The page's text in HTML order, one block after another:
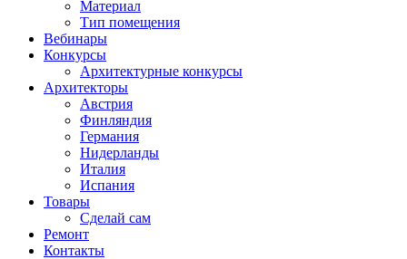
Материал
Тип помещения
Вебинары
Конкурсы
Архитектурные конкурсы
Архитекторы
Австрия
Финляндия
Германия
Нидерланды
Италия
Испания
Товары
Сделай сам
Ремонт
Контакты